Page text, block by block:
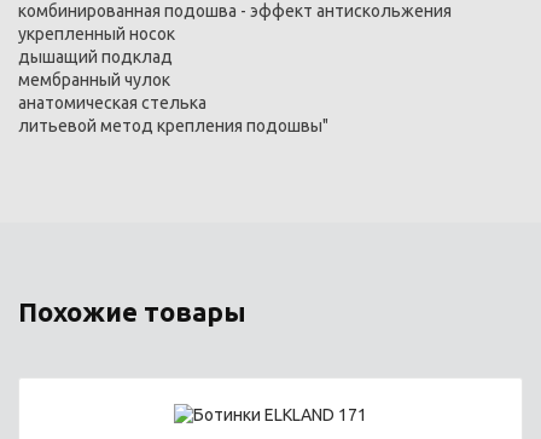
комбинированная подошва - эффект антискольжения
укрепленный носок
дышащий подклад
мембранный чулок
анатомическая стелька
литьевой метод крепления подошвы"
Похожие товары